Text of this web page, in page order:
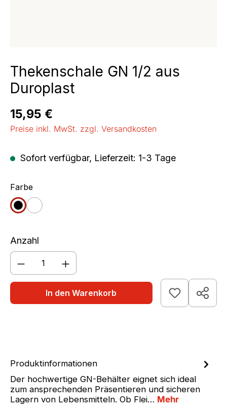
Thekenschale GN 1/2 aus
Duroplast
Regulärer Preis:
15,95 €
Preise inkl. MwSt. zzgl. Versandkosten
Sofort verfügbar, Lieferzeit: 1-3 Tage
Farbeauswählen
schwarz
weiß
Anzahl
Produkt Anzahl: Gib den
In den Warenkorb
Produktinformationen
Der hochwertige GN-Behälter eignet sich ideal
zum ansprechenden Präsentieren und sicheren
Lagern von Lebensmitteln. Ob Flei… Mehr